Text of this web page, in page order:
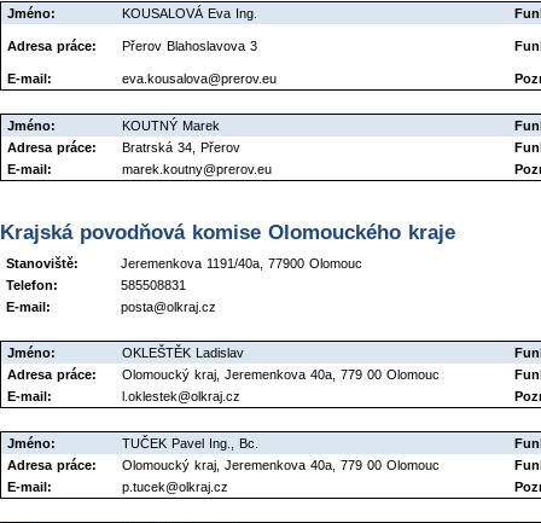
Jméno: KOUSALOVÁ Eva Ing.
Adresa práce: Přerov Blahoslavova 3
E-mail: eva.kousalova@prerov.eu
Jméno: KOUTNÝ Marek
Adresa práce:
Bratrská 34, Přerov
E-mail:
marek.koutny@prerov.eu
Krajská povodňová komise Olomouckého kraje
Stanoviště:
Jeremenkova 1191/40a, 77900 Olomouc
Telefon:
585508831
E-mail:
posta@olkraj.cz
Jméno: OKLEŠTĚK Ladislav
Adresa práce:
Olomoucký kraj, Jeremenkova 40a, 779 00 Olomouc
E-mail:
l.oklestek@olkraj.cz
Jméno: TUČEK Pavel Ing., Bc.
Adresa práce:
Olomoucký kraj, Jeremenkova 40a, 779 00 Olomouc
E-mail:
p.tucek@olkraj.cz